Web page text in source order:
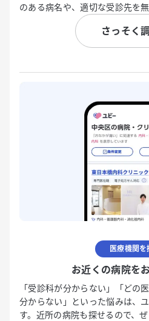
のある病名や、適切な受診先を
さっそく
医療機関を
お近くの病院を
「受診科が分からない」「どの
分からない」といった悩みは、
す。近所の病院も探せるので、